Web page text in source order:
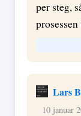
per steg,
prosessen
Lars
10 januar